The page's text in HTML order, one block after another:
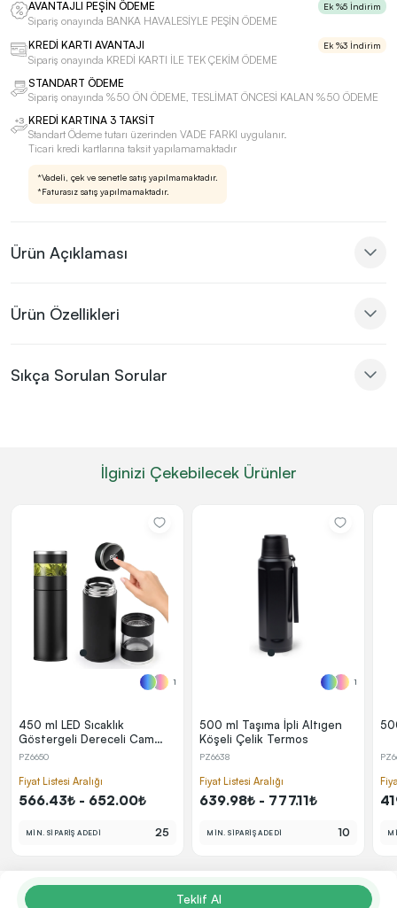
Ürün Açıklaması
Ürün Özellikleri
Sıkça Sorulan Sorular
AVANTAJLI PEŞİN ÖDEME Ek %5 İndirim
Sipariş onayında BANKA HAVALESİYLE PEŞİN ÖDEME
KREDİ KARTI AVANTAJI
Ek %3 İndirim
Sipariş onayında KREDİ KARTI İLE TEK ÇEKİM ÖDEME
STANDART ÖDEME
Sipariş onayında %50 ÖN ÖDEME, TESLİMAT ÖNCESİ KALAN %50 ÖDEME
KREDİ KARTINA 3 TAKSİT
Standart Ödeme tutarı üzerinden VADE FARKI uygulanır.
Ticari kredi kartlarına taksit yapılamamaktadır
*Vadeli, çek ve senetle satış yapılmamaktadır.
*Faturasız satış yapılmamaktadır.
İlginizi Çekebilecek Ürünler
1
450 ml LED Sıcaklık
Göstergeli Dereceli Cam
Demlikli Paslanmaz Çelik
PZ6650
Fiyat Listesi Aralığı
566.43₺ - 652.00₺
MİN. SİPARİŞ ADEDİ 25
1
500 ml Taşıma İpli Altıgen
Köşeli Çelik Termos
PZ6638
Fiyat Listesi Aralığı
639.98₺ - 777.11₺
MİN. SİPARİŞ ADEDİ 10
Teklif Al